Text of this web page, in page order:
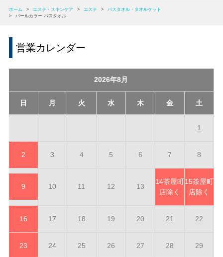
ホーム > エステ・スキンケア > エステ >
バスタオル・タオルケット
>
パールカラー バスタオル
営業カレンダー
2026年8月
日 月 火 水 木 金 土
1
2 3 4 5 6 7 8
9 10 11 12 13
14茶屋町
店除く
15茶屋町
店除く
16 17 18 19 20 21 22
23 24 25 26 27 28 29